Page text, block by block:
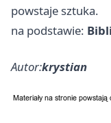
powstaje sztuka.
na podstawie:
Autor:krystian